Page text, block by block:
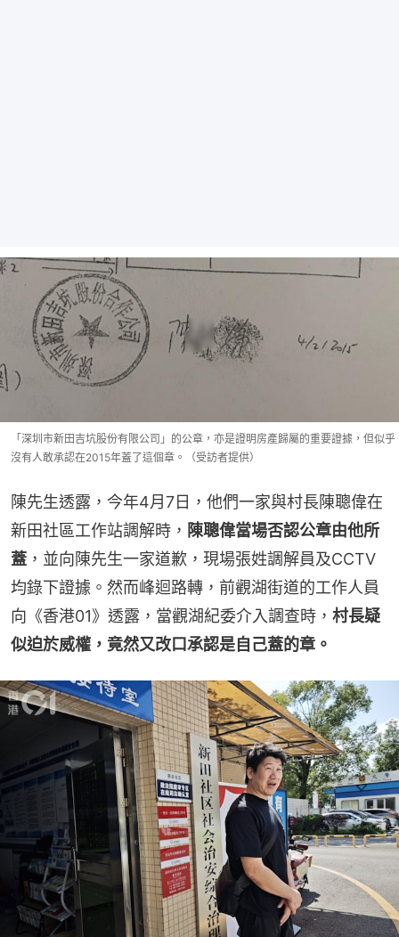
「深圳市新田吉坑股份有限公司」的公章，亦是證明房產歸屬的重要證據，但似乎
沒有人敢承認在2015年蓋了這個章。（受訪者提供）
陳先生透露，今年4月7日，他們一家與村長陳聰偉在
新田社區工作站調解時， 陳聰偉當場否認公章由他所
蓋 ，並向陳先生一家道歉，現場張姓調解員及CCTV
均錄下證據。然而峰迴路轉，前觀湖街道的工作人員
向《香港01》透露，當觀湖紀委介入調查時， 村長疑
似迫於威權，竟然又改口承認是自己蓋的章。